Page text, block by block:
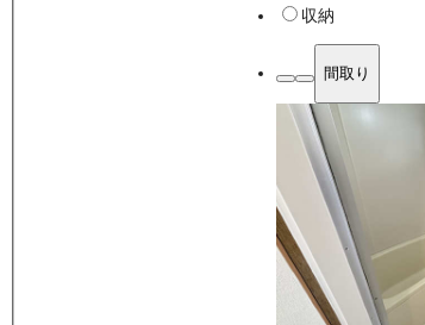
収納
間取り